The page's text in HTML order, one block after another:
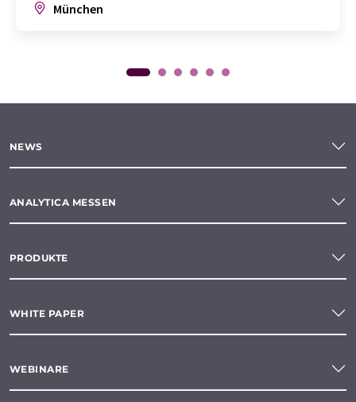
München
NEWS
ANALYTICA MESSEN
PRODUKTE
WHITE PAPER
WEBINARE